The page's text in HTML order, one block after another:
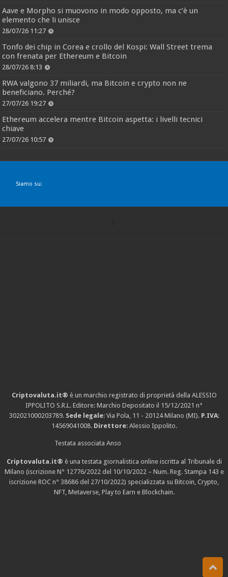
Aave e Morpho si muovono in modo opposto, ma c’è un
elemento che li unisce
28/07/26 11:27
Tonfo dei chip in Corea e crollo del Kospi: Wall Street trema
con frenata per Ethereum e Bitcoin
28/07/26 8:13
RWA valgono 37 miliardi, ma Bitcoin e crypto non ne
beneficiano. Perché?
27/07/26 19:27
Ethereum accelera mentre Bitcoin aspetta: i livelli tecnici
chiave
27/07/26 10:57
Siamo su:
Criptovaluta.it® è un marchio registrato di proprietà della ALESSIO
IPPOLITO S.R.L. Editore: Marchio Depositato il 15/12/2021 n°
302021000203789. Sede legale: Via Pola, 11 - 20124 Milano (MI). P.IVA:
14569041008. Direttore: Alessio Ippolito.
Testata associata Anso
Criptovaluta.it® è una testata giornalistica online iscritta al Tribunale di
Milano (iscrizione N° 12776/2022 del 10/10/2022 – Num. Reg. Stampa 143 e
iscrizione ROC n° 38686 del 27/10/2022) specializzata su Bitcoin, Crypto,
NFT, Metaverse, Play to Earn e Blockchain.